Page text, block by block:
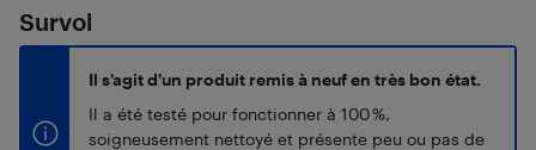
Survol
Il s’agit d’un produit remis à neuf en très bon état.
Il a été testé pour fonctionner à 100 %,
soigneusement nettoyé et présente peu ou pas de